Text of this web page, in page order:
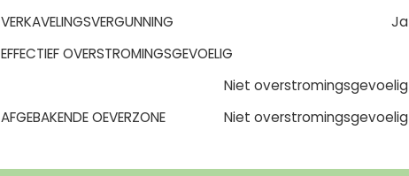
VERKAVELINGSVERGUNNING
Ja
EFFECTIEF OVERSTROMINGSGEVOELIG
Niet overstromingsgevoelig
AFGEBAKENDE OEVERZONE
Niet overstromingsgevoelig